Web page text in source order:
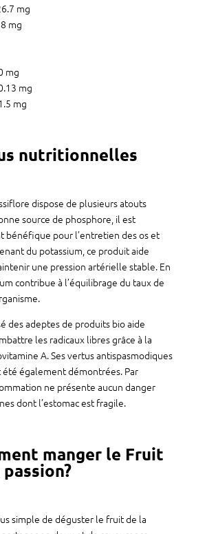
mg
mg
mg
mg
mg
nutritionnelles
dispose de plusieurs atouts
source de phosphore, il est
bénéfique pour l’entretien des os et
du potassium, ce produit aide
une pression artérielle stable. En
contribue à l’équilibrage du taux de
des adeptes de produits bio aide
les radicaux libres grâce à la
A. Ses vertus antispasmodiques
également démontrées. Par
ne présente aucun danger
dont l’estomac est fragile.
manger le Fruit
simple de déguster le fruit de la